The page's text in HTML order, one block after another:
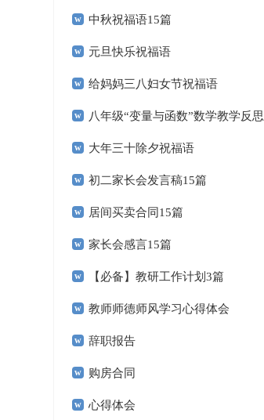
中秋祝福语15篇
元旦快乐祝福语
给妈妈三八妇女节祝福语
八年级“变量与函数”数学教学反思
大年三十除夕祝福语
初二家长会发言稿15篇
居间买卖合同15篇
家长会感言15篇
【必备】教研工作计划3篇
教师师德师风学习心得体会
辞职报告
购房合同
心得体会